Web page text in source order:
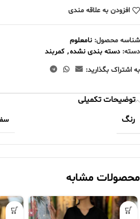
افزودن به علاقه مندی
شناسه محصول: نامعلوم
دسته: دسته بندی نشده, کمربند
به اشتراک بگذارید:
توضیحات تکمیلی
رنگ
محصولات مشابه